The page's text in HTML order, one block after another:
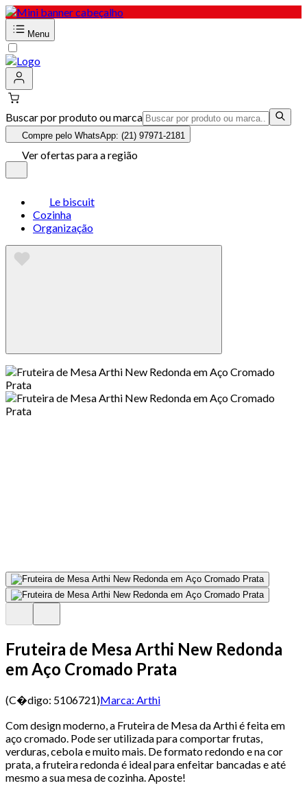
Menu
Buscar por produto ou marca
Compre pelo WhatsApp: (21) 97971-2181
Ver ofertas para a região
Le biscuit
Cozinha
Organização
Fruteira de Mesa Arthi New Redonda
em Aço Cromado Prata
(C�digo: 5106721)Marca: Arthi
Com design moderno, a Fruteira de Mesa da Arthi é feita em
aço cromado. Pode ser utilizada para comportar frutas,
verduras, cebola e muito mais. De formato redondo e na cor
prata, a fruteira redonda é ideal para enfeitar bancadas e até
mesmo a sua mesa de cozinha. Aposte!